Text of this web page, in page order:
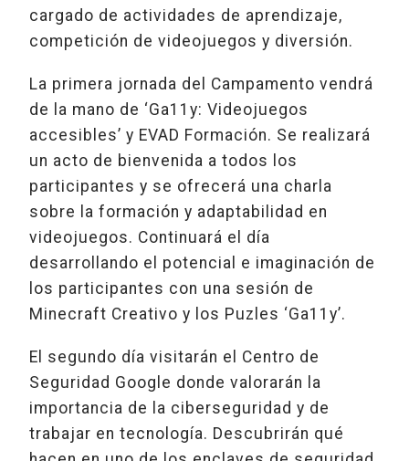
cargado de actividades de aprendizaje,
competición de videojuegos y diversión.
La primera jornada del Campamento vendrá
de la mano de ‘Ga11y: Videojuegos
accesibles’ y EVAD Formación. Se realizará
un acto de bienvenida a todos los
participantes y se ofrecerá una charla
sobre la formación y adaptabilidad en
videojuegos. Continuará el día
desarrollando el potencial e imaginación de
los participantes con una sesión de
Minecraft Creativo y los Puzles ‘Ga11y’.
El segundo día visitarán el Centro de
Seguridad Google donde valorarán la
importancia de la ciberseguridad y de
trabajar en tecnología. Descubrirán qué